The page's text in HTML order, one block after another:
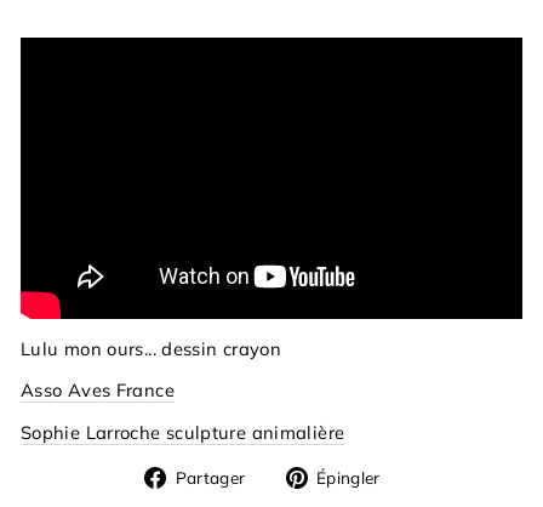
Lulu mon ours... dessin crayon
Asso Aves France
Sophie Larroche sculpture animalière
Partager
PartagerÉpingler